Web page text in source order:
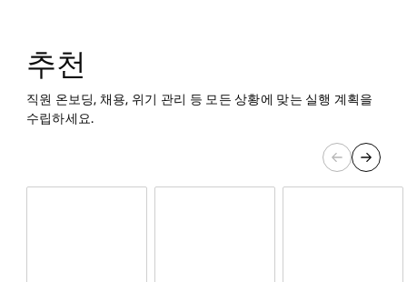
추천
직원 온보딩, 채용, 위기 관리 등 모든 상황에 맞는 실행 계획을
수립하세요.